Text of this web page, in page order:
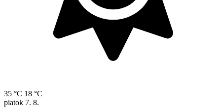
35 °C 18 °C
piatok 7. 8.